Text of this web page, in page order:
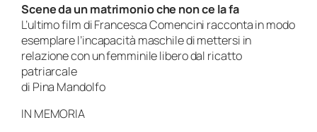
Scene da un matrimonio che non ce la fa
L’ultimo film di Francesca Comencini racconta in modo
esemplare l’incapacità maschile di mettersi in
relazione con un femminile libero dal ricatto
patriarcale
di Pina Mandolfo
IN MEMORIA